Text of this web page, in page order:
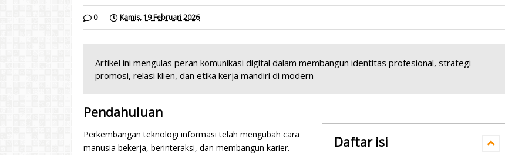
0 Kamis, 19 Februari 2026
Artikel ini mengulas peran komunikasi digital dalam membangun identitas profesional, strategi
promosi, relasi klien, dan etika kerja mandiri di modern
Daftar isi
Pendahuluan
Perkembangan teknologi informasi telah mengubah cara
manusia bekerja, berinteraksi, dan membangun karier.